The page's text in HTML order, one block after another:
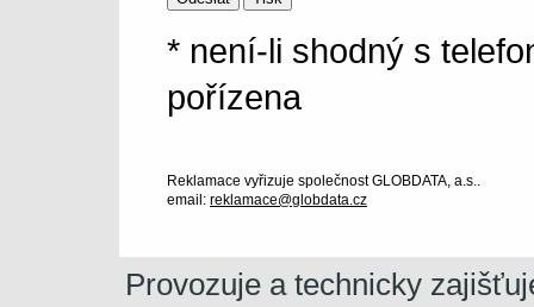
* není-li shodný s
pořízena
Reklamace vyřizuje společnost GLOBDATA, a.s..
email: reklamace@globdata.cz
Provozuje a technicky